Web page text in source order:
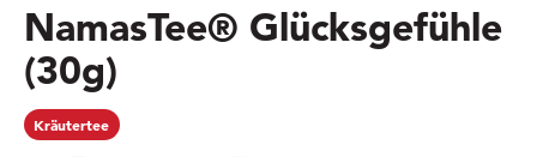
NamasTee® Glücksgefühle
(30g)
Kräutertee